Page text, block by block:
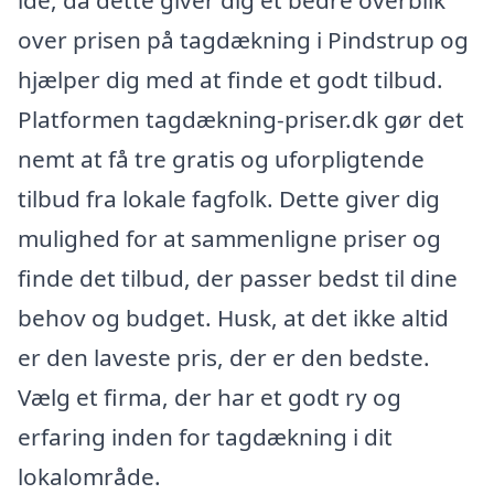
over prisen på tagdækning i Pindstrup og
hjælper dig med at finde et godt tilbud.
Platformen tagdækning-priser.dk gør det
nemt at få tre gratis og uforpligtende
tilbud fra lokale fagfolk. Dette giver dig
mulighed for at sammenligne priser og
finde det tilbud, der passer bedst til dine
behov og budget. Husk, at det ikke altid
er den laveste pris, der er den bedste.
Vælg et firma, der har et godt ry og
erfaring inden for tagdækning i dit
lokalområde.